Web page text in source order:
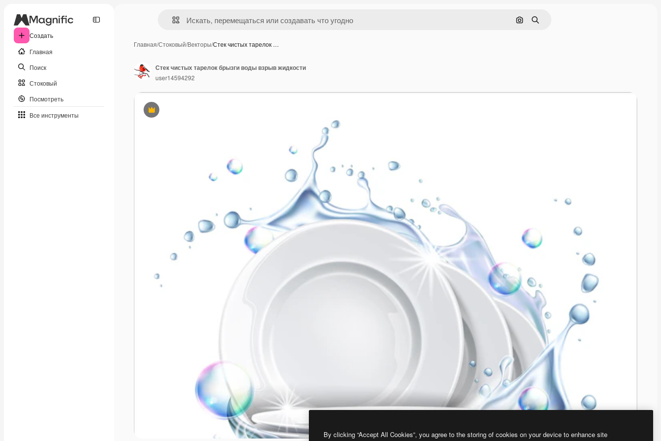
Создать
Главная
Поиск
Стоковый
Посмотреть
Все инструменты
Поиск по изображению
Поиск
Главная/Стоковый/Векторы/Стек чистых тарелок …
Премиум
Стек чистых тарелок брызги воды взрыв жидкости
user14594292
By clicking “Accept All Cookies”, you agree to the storing of cookies on your device to enhance site